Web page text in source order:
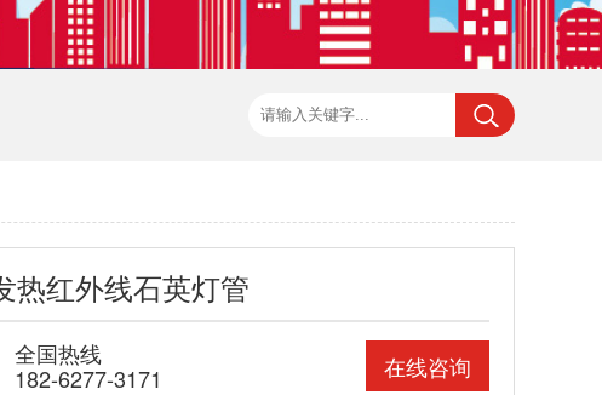
热红外线石英灯管
在线咨询
全国热线
182-6277-3171